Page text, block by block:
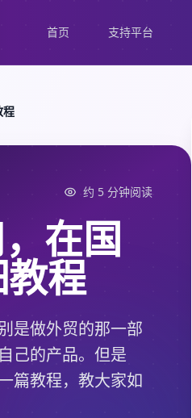
首页 支持平台
程
约 5 分钟阅读
在国
程
是做外贸的那一部
己的产品。但是
篇教程，教大家如